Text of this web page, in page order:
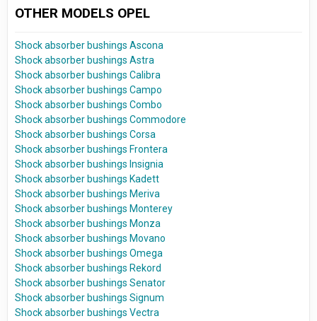
OTHER MODELS OPEL
Shock absorber bushings Ascona
Shock absorber bushings Astra
Shock absorber bushings Calibra
Shock absorber bushings Campo
Shock absorber bushings Combo
Shock absorber bushings Commodore
Shock absorber bushings Corsa
Shock absorber bushings Frontera
Shock absorber bushings Insignia
Shock absorber bushings Kadett
Shock absorber bushings Meriva
Shock absorber bushings Monterey
Shock absorber bushings Monza
Shock absorber bushings Movano
Shock absorber bushings Omega
Shock absorber bushings Rekord
Shock absorber bushings Senator
Shock absorber bushings Signum
Shock absorber bushings Vectra